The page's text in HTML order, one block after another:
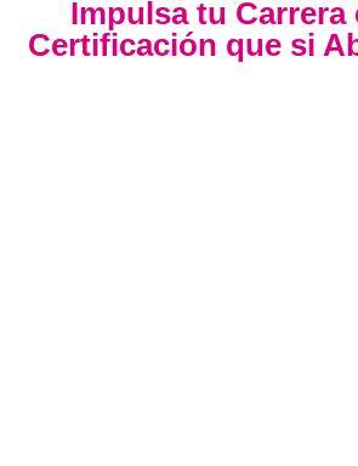
Impulsa tu Carrera
Certificación que si